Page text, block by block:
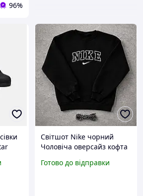
96%
Світшот Nike чорний
Чоловіча оверсайз кофта
Nike на літо
Готово до відправки